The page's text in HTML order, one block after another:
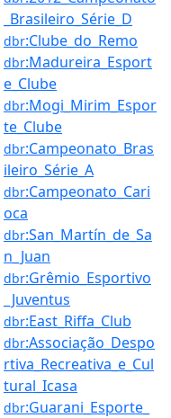
_Brasileiro_Série_D
dbr:Clube_do_Remo
dbr:Madureira_Esport
e_Clube
dbr:Mogi_Mirim_Espor
te_Clube
dbr:Campeonato_Bras
ileiro_Série_A
dbr:Campeonato_Cari
oca
dbr:San_Martín_de_Sa
n_Juan
dbr:Grêmio_Esportivo
_Juventus
dbr:East_Riffa_Club
dbr:Associação_Despo
rtiva_Recreativa_e_Cul
tural_Icasa
dbr:Guarani_Esporte_